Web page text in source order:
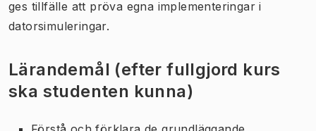
ges tillfälle att pröva egna implementeringar i
datorsimuleringar.
Lärandemål (efter fullgjord kurs
ska studenten kunna)